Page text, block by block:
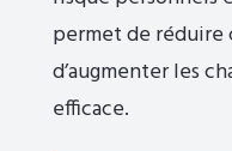
permet de
d’augmenter les
efficace.